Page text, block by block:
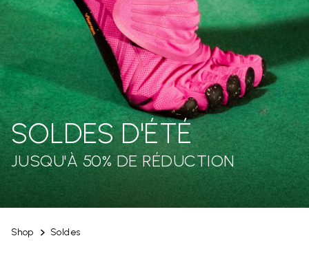
Shop Soldes
SOLDES D'ÉTÉ
JUSQU'À 50% DE RÉDUCTION